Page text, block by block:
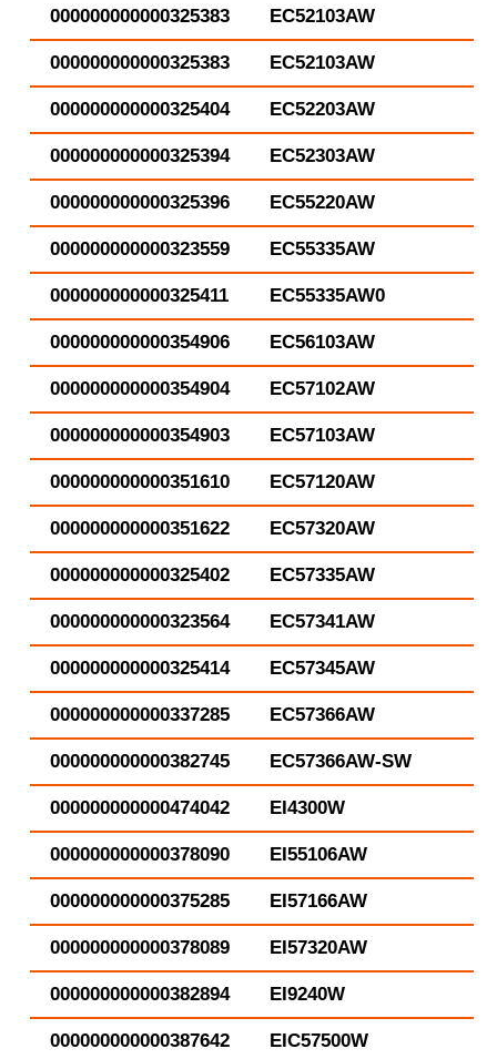
000000000000325383 EC52103AW
000000000000325383 EC52103AW
000000000000325404 EC52203AW
000000000000325394 EC52303AW
000000000000325396 EC55220AW
000000000000323559 EC55335AW
000000000000325411 EC55335AW0
000000000000354906 EC56103AW
000000000000354904 EC57102AW
000000000000354903 EC57103AW
000000000000351610 EC57120AW
000000000000351622 EC57320AW
000000000000325402 EC57335AW
000000000000323564 EC57341AW
000000000000325414 EC57345AW
000000000000337285 EC57366AW
000000000000382745 EC57366AW-SW
000000000000474042 EI4300W
000000000000378090 EI55106AW
000000000000375285 EI57166AW
000000000000378089 EI57320AW
000000000000382894 EI9240W
000000000000387642 EIC57500W